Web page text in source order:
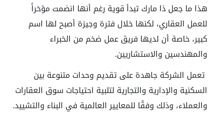
هذا ما جعل ذا مارك تبدأ قوية رغم أنها انضمت مؤخراً
للعمل العقاري، لكنها خلال فترة وجيزة أصبح لها اسم
كبير، خاصة أن لديها فريق عمل ضخم من الخبراء
والمهندسين والاستشاريين.
تعمل الشركة جاهدة على تقديم وحدات متنوعة بين
السكنية والإدارية والتجارية لتلبية احتياجات سوق العقارات
والعملاء، وذلك وفقًا للمعايير العالمية في البناء والتشييد.